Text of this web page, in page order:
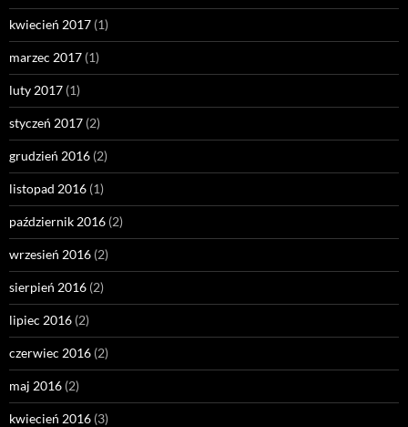
kwiecień 2017 (1)
marzec 2017 (1)
luty 2017 (1)
styczeń 2017 (2)
grudzień 2016 (2)
listopad 2016 (1)
październik 2016 (2)
wrzesień 2016 (2)
sierpień 2016 (2)
lipiec 2016 (2)
czerwiec 2016 (2)
maj 2016 (2)
kwiecień 2016 (3)